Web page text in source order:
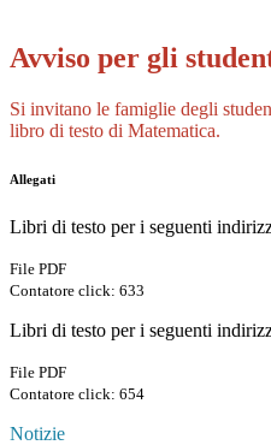
Avviso per gli
Si invitano le famiglie degli
libro di testo di Matematica.
Allegati
Libri di testo per i seguenti
File PDF
Contatore click: 633
Libri di testo per i seguenti
File PDF
Contatore click: 654
Notizie